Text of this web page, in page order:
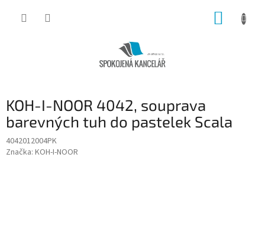
KOH-I-NOOR 4042, souprava
barevných tuh do pastelek Scala
4042012004PK
Značka: KOH-I-NOOR